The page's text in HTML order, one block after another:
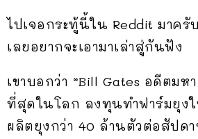
ไปเจอกระทู้นี้ใน Reddit มาครั
เลยอยากจะเอามาเล่าสู่กันฟัง
เขาบอกว่า “Bill Gates อดีตมห
ที่สุดในโลก ลงทุนทำฟาร์มยุง
ผลิตยุงกว่า 40 ล้านตัวต่อสัปด